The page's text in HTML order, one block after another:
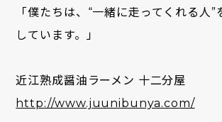
「僕たちは、“一緒に走ってくれる人
しています。」
近江熟成醤油ラーメン 十二分屋
http://www.juunibunya.com/